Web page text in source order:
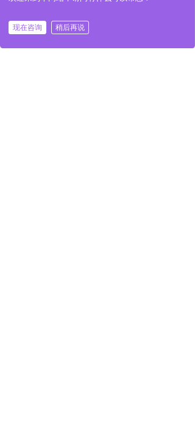
相关新闻
现在咨询 稍后再说